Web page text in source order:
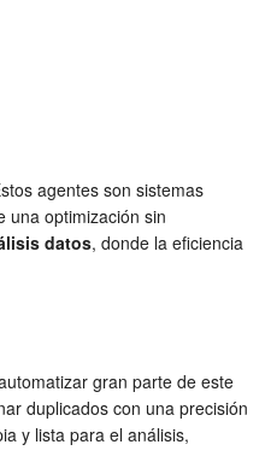
agentes son sistemas
una optimización sin
datos, donde la eficiencia
gran parte de este
duplicados con una precisión
y lista para el análisis,